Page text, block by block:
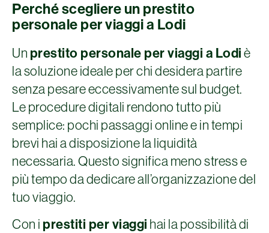
Perché scegliere un prestito
personale per viaggi a Lodi
Un prestito personale per viaggi a Lodi è
la soluzione ideale per chi desidera partire
senza pesare eccessivamente sul budget.
Le procedure digitali rendono tutto più
semplice: pochi passaggi online e in tempi
brevi hai a disposizione la liquidità
necessaria. Questo significa meno stress e
più tempo da dedicare all’organizzazione del
tuo viaggio.
Con i prestiti per viaggi hai la possibilità di